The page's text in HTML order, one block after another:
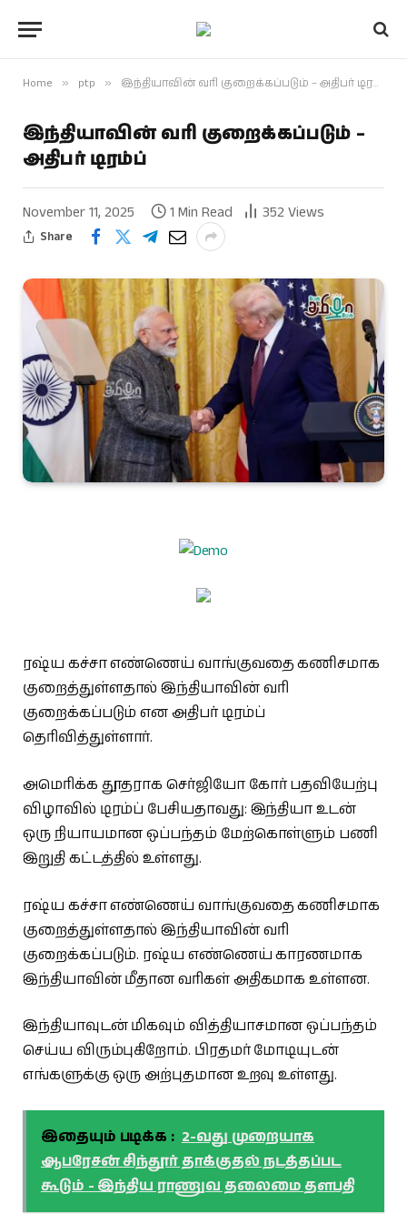
Home » ptp » இந்தியாவின் வரி குறைக்கப்படும் – அதிபர் டிரம்ப்
இந்தியாவின் வரி குறைக்கப்படும் –
அதிபர் டிரம்ப்
November 11, 2025 1 Min Read 352Views
Share
ரஷ்ய கச்சா எண்ணெய் வாங்குவதை கணிசமாக
குறைத்துள்ளதால் இந்தியாவின் வரி
குறைக்கப்படும் என அதிபர் டிரம்ப்
தெரிவித்துள்ளார்.
அமெரிக்க தூதராக செர்ஜியோ கோர் பதவியேற்பு
விழாவில் டிரம்ப் பேசியதாவது: இந்தியா உடன்
ஒரு நியாயமான ஒப்பந்தம் மேற்கொள்ளும் பணி
இறுதி கட்டத்தில் உள்ளது.
ரஷ்ய கச்சா எண்ணெய் வாங்குவதை கணிசமாக
குறைத்துள்ளதால் இந்தியாவின் வரி
குறைக்கப்படும். ரஷ்ய எண்ணெய் காரணமாக
இந்தியாவின் மீதான வரிகள் அதிகமாக உள்ளன.
இந்தியாவுடன் மிகவும் வித்தியாசமான ஒப்பந்தம்
செய்ய விரும்புகிறோம். பிரதமர் மோடியுடன்
எங்களுக்கு ஒரு அற்புதமான உறவு உள்ளது.
இதையும் படிக்க : 2-வது முறையாக
ஆபரேசன் சிந்தூர் தாக்குதல் நடத்தப்பட
கூடும் - இந்திய ராணுவ தலைமை தளபதி